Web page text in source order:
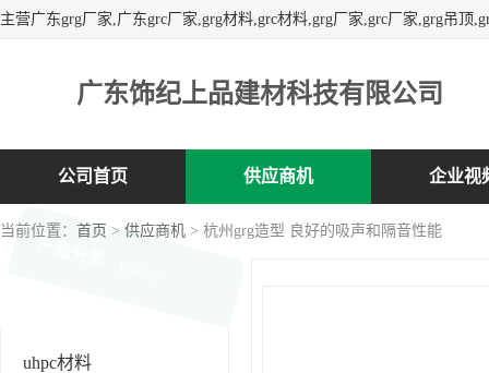
广东饰纪上品建材科技有限公司
公司首页 供应商机 企业视
当前位置： 首页 > 供应商机 > 杭州grg造型 良好的吸声和隔音性能
uhpc材料